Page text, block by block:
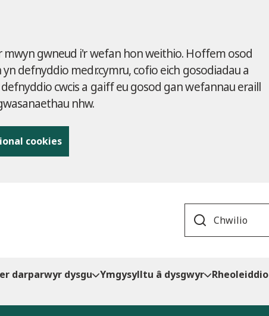
gwneud i'r wefan hon weithio. Hoffem osod
defnyddio medr.cymru, cofio eich gosodiadau a
cwcis a gaiff eu gosod gan wefannau eraill
nhw.
cookies
darparwyr dysgu Ymgysylltu â dysgwyr Rheoleiddio